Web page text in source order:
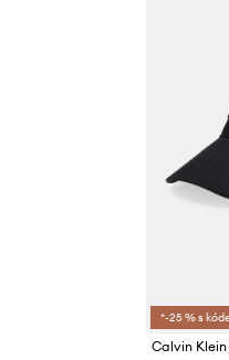
*-25 % s
Calvin